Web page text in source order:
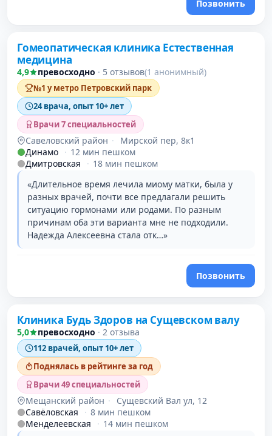
Позвонить
Гомеопатическая клиника Естественная
медицина
4,9 превосходно · 5 отзывов(1 анонимный)
№1 у метро Петровский парк
24 врача, опыт 10+ лет
Врачи 7 специальностей
Савеловский район ·
Мирской пер, 8к1
Динамо · 12 мин пешком
Дмитровская
· 18 мин пешком
«Длительное время лечила миому матки, была у
разных врачей, почти все предлагали решить
ситуацию гормонами или родами. По разным
причинам оба эти варианта мне не подходили.
Надежда Алексеевна стала отк…»
Позвонить
Клиника Будь Здоров на Сущевском валу
5,0 превосходно · 2 отзыва
112 врачей, опыт 10+ лет
Поднялась в рейтинге за год
Врачи 49 специальностей
Мещанский район ·
Сущевский Вал ул, 12
Савёловская
· 8 мин пешком
Менделеевская
· 14 мин пешком